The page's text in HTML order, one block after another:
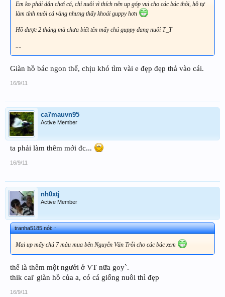
Em ko phải dân chơi cá, chỉ nuôi vì thích nên up góp vui cho các bác thôi, hồ tự
làm tính nuôi cá vàng nhưng thấy khoái guppy hơn
Hồ được 2 tháng mà chưa biết tên mấy chú guppy đang nuôi T_T
....
Giàn hồ bác ngon thế, chịu khó tìm vài e đẹp đẹp thả vào cái.
16/9/11
ca7mauvn95
Active Member
ta phải làm thêm mới đc...
16/9/11
nh0xtj
Active Member
tranha5185 nói:↑
Mai up mấy chú 7 màu mua bên Nguyễn Văn Trỗi cho các bác xem
thế là thêm một ngưởi ở VT nữa goy`.
thik cai' giàn hồ của a, có cá giống nuôi thì đẹp
16/9/11